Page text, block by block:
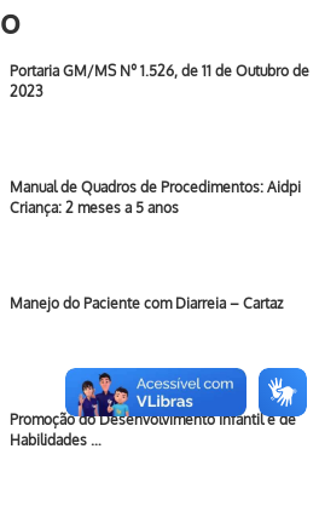
Portaria GM/MS Nº 1.526, de 11 de Outubro de
2023
Manual de Quadros de Procedimentos: Aidpi
Criança: 2 meses a 5 anos
Manejo do Paciente com Diarreia – Cartaz
Promoção do Desenvolvimento Infantil e de
Habilidades …